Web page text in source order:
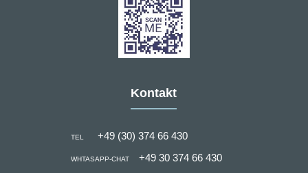
Kontakt
TEL +49 (30) 374 66 430
WHTASAPP-CHAT +49 30 374 66 430